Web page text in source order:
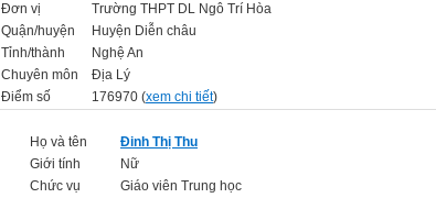
Đơn vị
Trường THPT DL Ngô Trí Hòa
Quận/huyện
Huyện Diễn châu
Tỉnh/thành
Nghệ An
Chuyên môn
Địa Lý
Điểm số
176970 (xem chi tiết)
Họ và tên
Đinh Thị Thu
Giới tính
Nữ
Chức vụ
Giáo viên Trung học